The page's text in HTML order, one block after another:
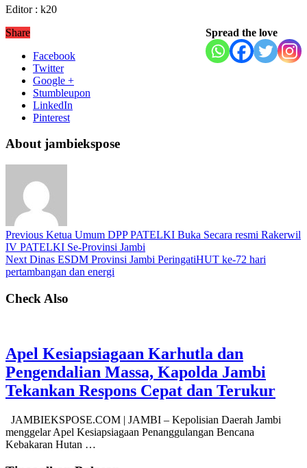
Editor : k20
Spread the love
Share
Facebook
Twitter
Google +
Stumbleupon
LinkedIn
Pinterest
About jambiekspose
Previous Ketua Umum DPP PATELKI Buka Secara resmi Rakerwil
IV PATELKI Se-Provinsi Jambi
Next Dinas ESDM Provinsi Jambi PeringatiHUT ke-72 hari
pertambangan dan energi
Check Also
Apel Kesiapsiagaan Karhutla dan
Pengendalian Massa, Kapolda Jambi
Tekankan Respons Cepat dan Terukur
JAMBIEKSPOSE.COM | JAMBI – Kepolisian Daerah Jambi
menggelar Apel Kesiapsiagaan Penanggulangan Bencana
Kebakaran Hutan …